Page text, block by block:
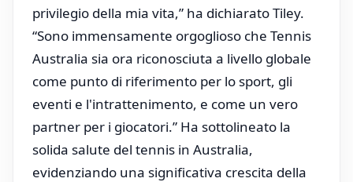
privilegio della mia vita,” ha dichiarato Tiley.
“Sono immensamente orgoglioso che Tennis
Australia sia ora riconosciuta a livello globale
come punto di riferimento per lo sport, gli
eventi e l'intrattenimento, e come un vero
partner per i giocatori.” Ha sottolineato la
solida salute del tennis in Australia,
evidenziando una significativa crescita della